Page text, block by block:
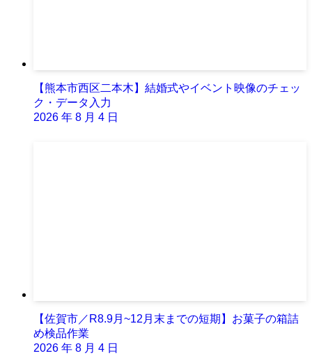
【熊本市西区二本木】結婚式やイベント映像のチェッ
ク・データ入力
2026 年 8 月 4 日
【佐賀市／R8.9月~12月末までの短期】お菓子の箱詰
め検品作業
2026 年 8 月 4 日